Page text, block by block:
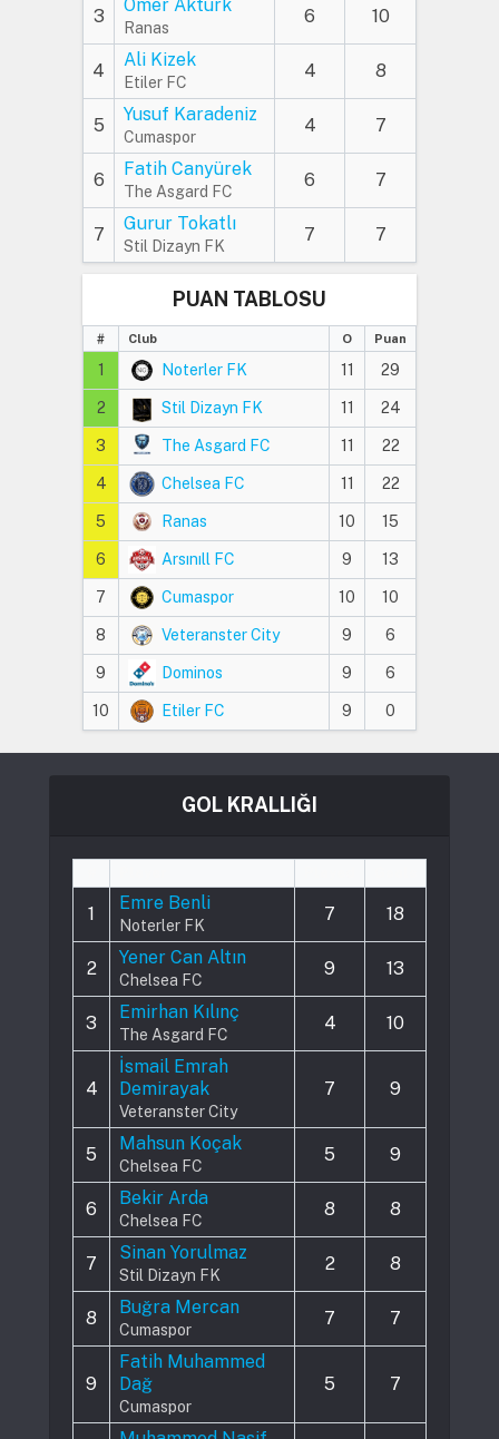
3
Ömer Aktürk
Ranas
6 10
4
Ali Kizek
Etiler FC
4 8
5
Yusuf Karadeniz
Cumaspor
4 7
6
Fatih Canyürek
The Asgard FC
6 7
7
Gurur Tokatlı
Stil Dizayn FK
7 7
PUAN TABLOSU
# Club O Puan
1 Noterler FK 11 29
2 Stil Dizayn FK 11 24
3 The Asgard FC 11 22
4 Chelsea FC 11 22
5 Ranas 10 15
6 Arsınıll FC 9 13
7 Cumaspor 10 10
8 Veteranster City 9 6
9 Dominos 9 6
10 Etiler FC 9 0
GOL KRALLIĞI
1
Emre Benli
Noterler FK
7 18
2
Yener Can Altın
Chelsea FC
9 13
3
Emirhan Kılınç
The Asgard FC
4 10
4
İsmail Emrah
Demirayak
Veteranster City
7 9
5
Mahsun Koçak
Chelsea FC
5 9
6
Bekir Arda
Chelsea FC
8 8
7
Sinan Yorulmaz
Stil Dizayn FK
2 8
8
Buğra Mercan
Cumaspor
7 7
9
Fatih Muhammed
Dağ
Cumaspor
5 7